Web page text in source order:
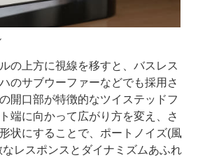
の上方に視線を移すと、バスレス
のサブウーファーなどでも採用さ
開口部が特徴的なツイステッドフ
端に向かって広がり方を変え、さ
状にすることで、ポートノイズ(風
レスポンスとダイナミズムあふれ